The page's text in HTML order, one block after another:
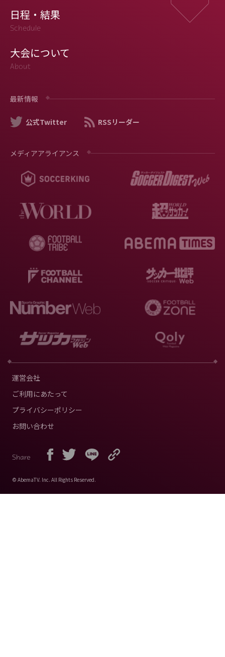
日程・結果
Schedule
大会について
About
最新情報
公式Twitter RSSリーダー
メディアアライアンス
運営会社
ご利用にあたって
プライバシーポリシー
お問い合わせ
Share
© AbemaTV. Inc. All Rights Reserved.